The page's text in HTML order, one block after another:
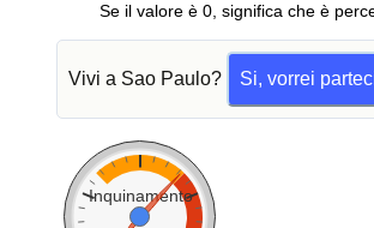
Se il valore è 0, significa che è
Vivi a Sao Paulo? Si, vorrei
Inquinamento